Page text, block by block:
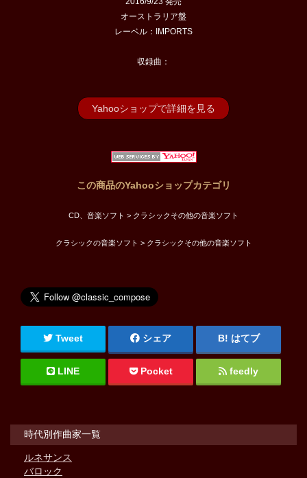
オーストラリア盤
レーベル：IMPORTS
収録曲：
Yahooショップで詳細を見る
この商品のYahooショップカテゴリ
CD、音楽ソフト > クラシックその他の音楽ソフト
クラシックの音楽ソフト > クラシックその他の音楽ソフト
Tweet シェア はてブ
LINE Pocket feedly
時代別作曲家一覧
ルネサンス
バロック